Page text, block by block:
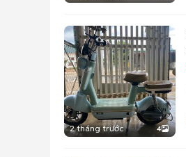
2 tháng trước 4